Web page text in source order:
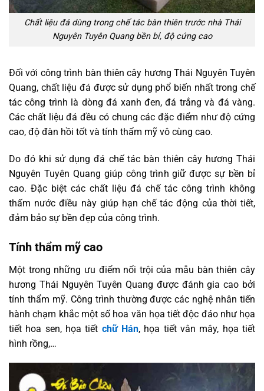
Chất liệu đá dùng trong chế tác bàn thiên trước nhà Thái
Nguyên Tuyên Quang bền bỉ, độ cứng cao
Đối với công trình bàn thiên cây hương Thái Nguyên Tuyên
Quang, chất liệu đá được sử dụng phổ biến nhất trong chế
tác công trình là dòng đá xanh đen, đá trắng và đá vàng.
Các chất liệu đá đều có chung các đặc điểm như độ cứng
cao, độ đàn hồi tốt và tính thẩm mỹ vô cùng cao.
Do đó khi sử dụng đá chế tác bàn thiên cây hương Thái
Nguyên Tuyên Quang giúp công trình giữ được sự bền bỉ
cao. Đặc biệt các chất liệu đá chế tác công trình không
thấm nước điều này giúp hạn chế tác động của thời tiết,
đảm bảo sự bền đẹp của công trình.
Tính thẩm mỹ cao
Một trong những ưu điểm nổi trội của mẫu bàn thiên cây
hương Thái Nguyên Tuyên Quang được đánh gia cao bởi
tính thẩm mỹ. Công trình thường được các nghệ nhân tiến
hành chạm khắc một số hoa văn họa tiết độc đáo như họa
tiết hoa sen, họa tiết chữ Hán, họa tiết vân mây, họa tiết
hình rồng,…